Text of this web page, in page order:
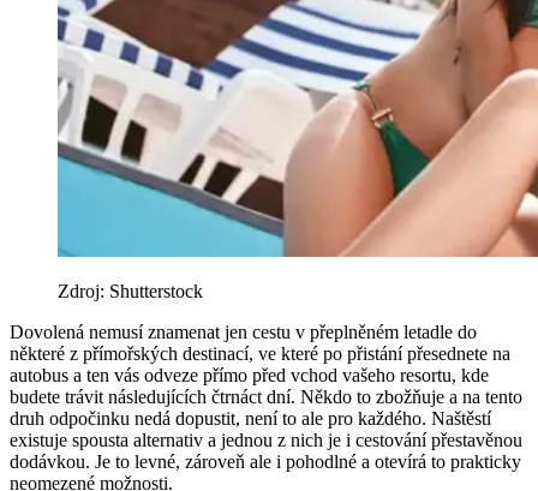
Zdroj: Shutterstock
Dovolená nemusí znamenat jen cestu v přeplněném letadle do
některé z přímořských destinací, ve které po přistání přesednete na
autobus a ten vás odveze přímo před vchod vašeho resortu, kde
budete trávit následujících čtrnáct dní. Někdo to zbožňuje a na tento
druh odpočinku nedá dopustit, není to ale pro každého. Naštěstí
existuje spousta alternativ a jednou z nich je i cestování přestavěnou
dodávkou. Je to levné, zároveň ale i pohodlné a otevírá to prakticky
neomezené možnosti.